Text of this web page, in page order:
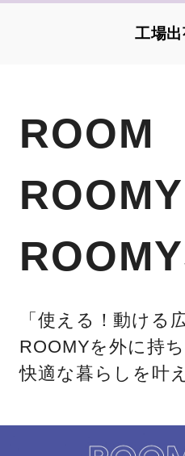
工場
ROOM
ROOMY
「使える！動ける
ROOMYを外に持ち
快適な暮らしを叶